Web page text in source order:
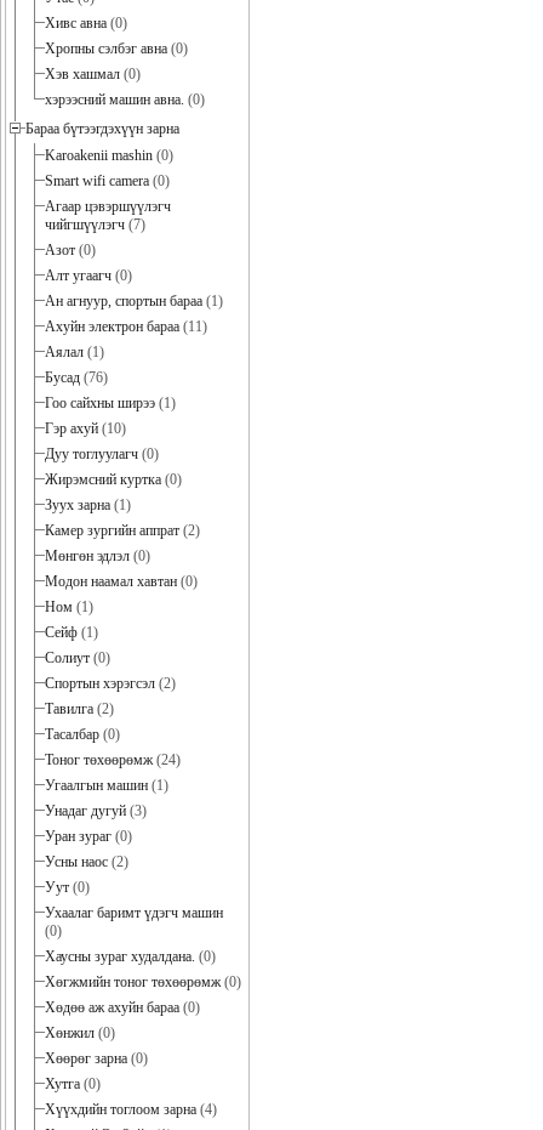
Хивс авна (0)
Хропны сэлбэг авна (0)
Хэв хашмал (0)
хэрээсний машин авна. (0)
Бараа бүтээгдэхүүн зарна
Karoakenii mashin (0)
Smart wifi camera (0)
Агаар цэвэршүүлэгч
чийгшүүлэгч (7)
Азот (0)
Алт угаагч (0)
Ан агнуур, спортын бараа (1)
Ахуйн электрон бараа (11)
Аялал (1)
Бусад (76)
Гоо сайхны ширээ (1)
Гэр ахуй (10)
Дуу тоглуулагч (0)
Жирэмсний куртка (0)
Зуух зарна (1)
Камер зургийн аппрат (2)
Мөнгөн эдлэл (0)
Модон наамал хавтан (0)
Ном (1)
Сейф (1)
Солиут (0)
Спортын хэрэгсэл (2)
Тавилга (2)
Тасалбар (0)
Тоног төхөөрөмж(24)
Угаалгын машин (1)
Унадаг дугуй (3)
Уран зураг (0)
Усны наос (2)
Уут (0)
Ухаалаг баримт үдэгч машин
(0)
Хаусны зураг худалдана. (0)
Хөгжмийн тоног төхөөрөмж(0)
Хөдөө аж ахуйн бараа (0)
Хөнжил (0)
Хөөрөг зарна (0)
Хутга (0)
Хүүхдийн тоглоом зарна (4)